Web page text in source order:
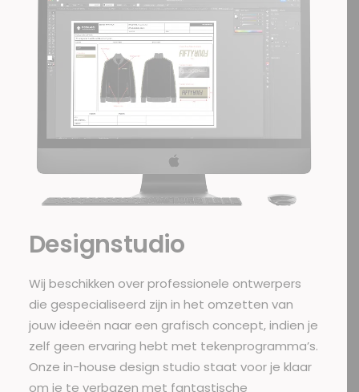
Designstudio
Wij beschikken over professionele ontwerpers
die gespecialiseerd zijn in het omzetten van
jouw ideeën naar een grafisch concept, indien je
zelf geen ervaring hebt met tekenprogramma’s.
Onze in-house design studio staat voor je klaar
om je te verbazen met fantastische